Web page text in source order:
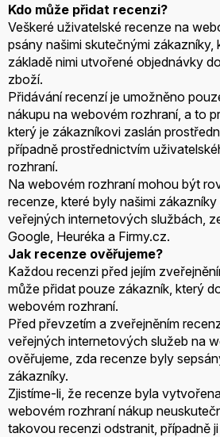
Kdo může přidat recenzi?
Veškeré uživatelské recenze na
psány našimi skutečnými zákazníky,
základě nimi utvořené objednávky
zboží.
Přidávání recenzí je umožněno
nákupu na webovém rozhraní, a to
který je zákazníkovi zaslán
případně prostřednictvím
rozhraní.
Na webovém rozhraní mohou být
recenze, které byly našimi
veřejných internetových službách,
Google, Heuréka a Firmy.cz.
Jak recenze ověřujeme?
Každou recenzi před jejím
může přidat pouze zákazník, který
webovém rozhraní.
Před převzetím a zveřejněním
veřejných internetových služeb na
ověřujeme, zda recenze byly
zákazníky.
Zjistíme-li, že recenze byla
webovém rozhraní nákup
takovou recenzi odstranit, případně